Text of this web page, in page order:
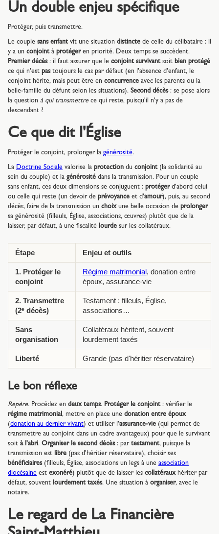
Un double enjeu spécifique
Protéger, puis transmettre.
Le couple sans enfantvit une situation distincte de celle du célibataire : il
y a un conjointà protégeren priorité. Deux temps se succèdent.
Premier décès: il faut assurer que le conjoint survivantsoit bien protégé
ce qui n'est pastoujours le cas par défaut (en l'absence d'enfant, le
conjoint hérite, mais peut être en concurrence avec les parents ou la
belle-famille du défunt selon les situations). Second décès: se pose alors
la question à qui transmettrece qui reste, puisqu'il n'y a pas de
descendant ?
Ce que dit l'Église
Protéger le conjoint, prolonger la générosité.
La Doctrine Sociale valorise la protection du conjoint(la solidarité au
sein du couple) et la générosité dans la transmission. Pour un couple
sans enfant, ces deux dimensions se conjuguent : protégerd'abord celui
ou celle qui reste (un devoir de prévoyance et d'amour), puis, au second
décès, faire de la transmission un choixune belle occasion de prolonger
sa générosité (filleuls, Église, associations, œuvres) plutôt que de la
laisser, par défaut, à une fiscalité lourde sur les collatéraux.
Étape Enjeu et outils
1. Protéger le
conjoint
Régime matrimonial, donation entre
époux, assurance-vie
2. Transmettre
(2ᵉ décès)
Testament : filleuls, Église,
associations…
Sans
organisation
Collatéraux héritent, souvent
lourdement taxés
Liberté Grande (pas d'héritier réservataire)
Le bon réflexe
Repère. Procédez en deux temps. Protéger le conjoint: vérifier le
régime matrimonial, mettre en place une donation entre époux
(donation au dernier vivant) et utiliser l'assurance-vie (qui permet de
transmettre au conjoint dans un cadre avantageux) pour que le survivant
soit à l'abri. Organiser le second décès: par testament, puisque la
transmission est libre (pas d'héritier réservataire), choisir ses
bénéficiaires(filleuls, Église, associations un legs à une association
diocésaine est exonéré) plutôt que de laisser les collatérauxhériter par
défaut, souvent lourdement taxés. Une situation à organiser, avec le
notaire.
Le regard de La Financière